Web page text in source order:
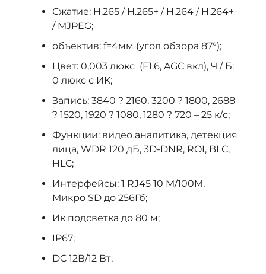
Сжатие: H.265 / H.265+ / H.264 / H.264+
/ MJPEG;
объектив: f=4мм (угол обзора 87°);
Цвет: 0,003 люкс (F1.6, AGC вкл), Ч / Б:
0 люкс с ИК;
Запись: 3840 ? 2160, 3200 ? 1800, 2688
? 1520, 1920 ? 1080, 1280 ? 720 – 25 к/с;
Функции: видео аналитика, детекция
лица, WDR 120 дБ, 3D-DNR, ROI, BLC,
HLC;
Интерфейсы: 1 RJ45 10 M/100M,
Микро SD до 256Гб;
Ик подсветка до 80 м;
IP67;
DC 12В/12 Вт,